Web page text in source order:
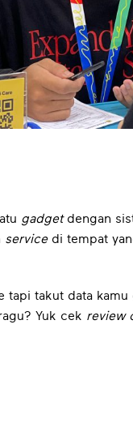
gadgetdengan
servicedi tempat
tapi takut data kamu
Yuk cek review